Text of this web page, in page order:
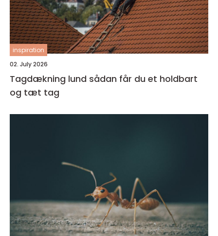
inspiration
02. July 2026
Tagdækning lund sådan får du et holdbart
og tæt tag